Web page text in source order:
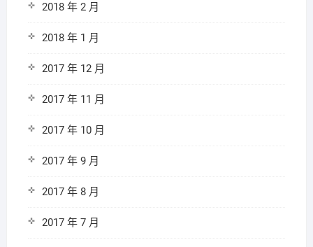
2018 年 2 月
2018 年 1 月
2017 年 12 月
2017 年 11 月
2017 年 10 月
2017 年 9 月
2017 年 8 月
2017 年 7 月